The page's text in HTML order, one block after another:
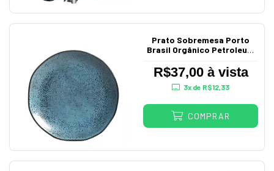
Prato Sobremesa Porto
Brasil Orgânico Petroleum
Stoneware
R$37,00 à vista
3x de R$12,33
COMPRAR